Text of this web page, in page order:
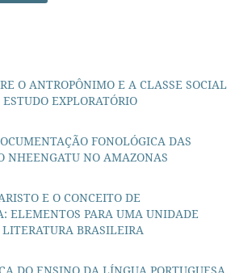
O ANTROPÔNIMO E A CLASSE SOCIAL
EXPLORATÓRIO
FONOLÓGICA DAS
NHEENGATU NO AMAZONAS
E O CONCEITO DE
ELEMENTOS PARA UMA UNIDADE
BRASILEIRA